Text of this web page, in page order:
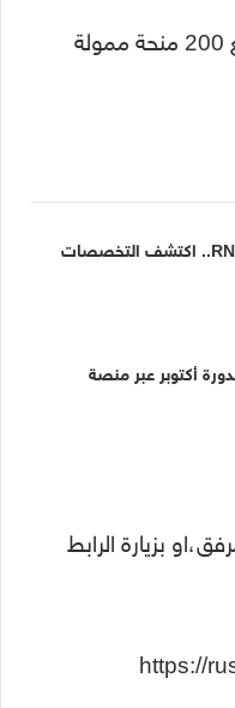
عدد المنح الموجهة للجزائريين يبلغ 200 منحة ممولة
المرجع الوطني للتكوينات والكفاءات RNFC.. اكتشف التخصصات
لدورة أكتوبر عبر منصة
بزيارة الرابط
https://